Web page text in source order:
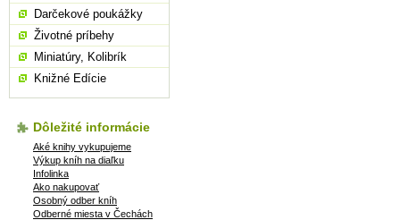
Darčekové poukážky
Životné príbehy
Miniatúry, Kolibrík
Knižné Edície
Dôležité informácie
Aké knihy vykupujeme
Výkup kníh na diaľku
Infolinka
Ako nakupovať
Osobný odber kníh
Odberné miesta v Čechách